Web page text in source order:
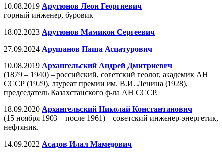
10.08.2019 Арутюнов Леон Георгиевич
горный инженер, буровик
18.02.2023 Арутюнов Мамикон Сергеевич
27.09.2024 Арушанов Паша Асцатурович
10.08.2019 Архангельский Андрей Дмитриевич
(1879 – 1940) – российский, советский геолог, академик АН
СССР (1929), лауреат премии им. В.И. Ленина (1928),
председатель Казахстанского ф-ла АН СССР.
18.09.2020 Архангельский Николай Константинович
(15 ноября 1903 – после 1961) – советский инженер-энергетик,
нефтяник.
14.09.2022 Асадов Илал Мамедович